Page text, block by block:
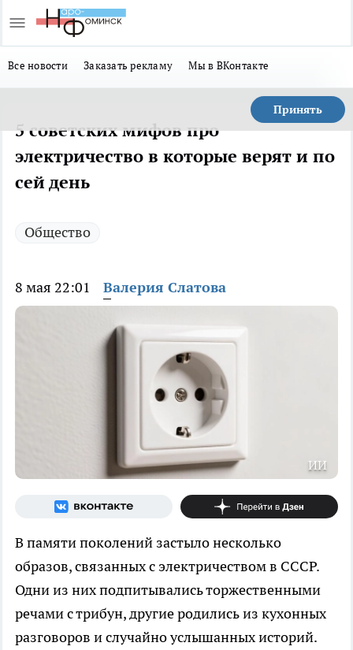
Все новости Заказать рекламу Мы в ВКонтакте
Принять
5 советских мифов про
электричество в которые верят и по
сей день
Общество
8 мая 22:01 Валерия Слатова
ИИ
В памяти поколений застыло несколько
образов, связанных с электричеством в СССР.
Одни из них подпитывались торжественными
речами с трибун, другие родились из кухонных
разговоров и случайно услышанных историй.